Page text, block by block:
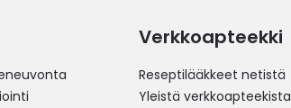
Verkkoapteekki
Reseptilääkkeet netistä
Yleistä verkkoapteekista